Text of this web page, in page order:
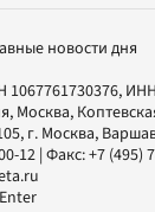
новости дня
1067761730376,
Москва,
, г. Москва,
12 | Факс:+7 (495)